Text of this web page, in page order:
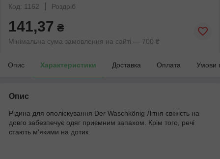
Код: 1162
Роздріб
141,37 ₴
Мінімальна сума замовлення на сайті — 700 ₴
Опис Характеристики Доставка Оплата Умови
Опис
Рідина для ополіскування Der Waschkönig Літня свіжість на
довго забезпечує одяг приємним запахом. Крім того, речі
стають м'якими на дотик.